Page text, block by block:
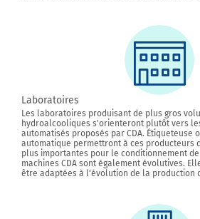
Laboratoires
Les laboratoires produisant de plus gros
hydroalcooliques s'orienteront plutôt vers
automatisés proposés par CDA. Étiqueteuse
automatique permettront à ces producteurs
plus importantes pour le conditionnement
machines CDA sont également évolutives.
être adaptées à l'évolution de la production